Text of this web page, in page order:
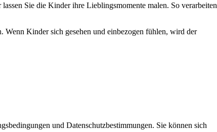
Sie die Kinder ihre Lieblingsmomente malen. So verarbeiten
Wenn Kinder sich gesehen und einbezogen fühlen, wird der
und Datenschutzbestimmungen. Sie können sich